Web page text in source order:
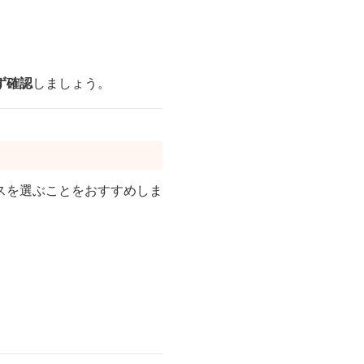
確認しましょう。
選ぶことをおすすめしま